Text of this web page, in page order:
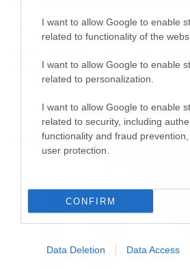
I want to allow Google to enable
related to functionality of the
I want to allow Google to enable
related to personalization.
I want to allow Google to enable
related to security, including
functionality and fraud
user protection.
CONFIRM
Data Deletion Data Access
Slipknot!